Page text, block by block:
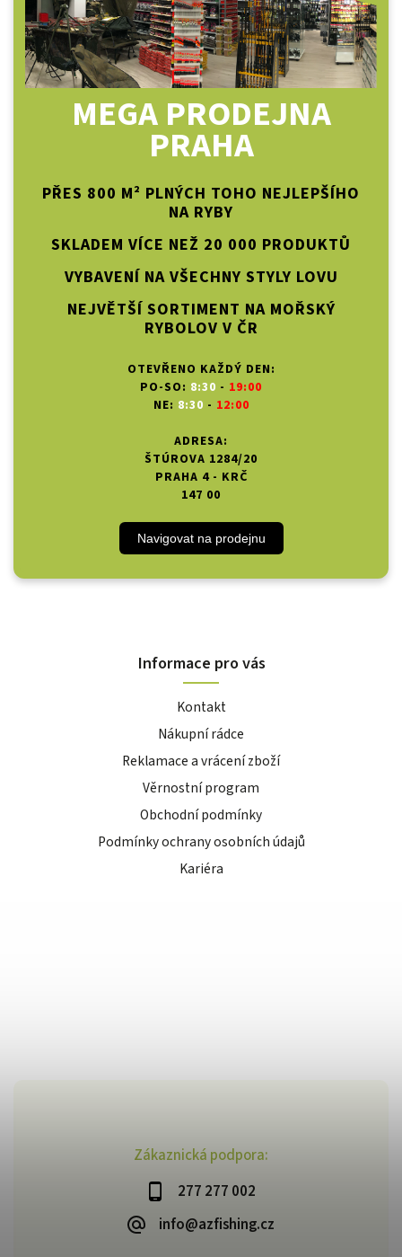
Zákaznická podpora:
277 277 002
info@azfishing.cz
MEGA PRODEJNA
PRAHA
PŘES 800 M² PLNÝCH TOHO NEJLEPŠÍHO
NA RYBY
SKLADEM VÍCE NEŽ 20 000 PRODUKTŮ
VYBAVENÍ NA VŠECHNY STYLY LOVU
NEJVĚTŠÍ SORTIMENT NA MOŘSKÝ
RYBOLOV V ČR
OTEVŘENO KAŽDÝ DEN:
PO-SO: 8:30 - 19:00
NE: 8:30 - 12:00
ADRESA:
ŠTÚROVA 1284/20
PRAHA 4 - KRČ
147 00
Navigovat na prodejnu
Informace pro vás
Kontakt
Nákupní rádce
Reklamace a vrácení zboží
Věrnostní program
Obchodní podmínky
Podmínky ochrany osobních údajů
Kariéra